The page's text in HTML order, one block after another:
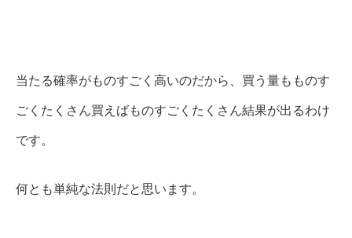
当たる確率がものすごく高いのだから、買う量もものす
ごくたくさん買えばものすごくたくさん結果が出るわけ
です。
何とも単純な法則だと思います。